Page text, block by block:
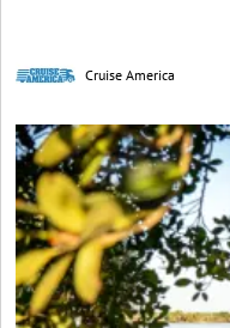
Cruise America